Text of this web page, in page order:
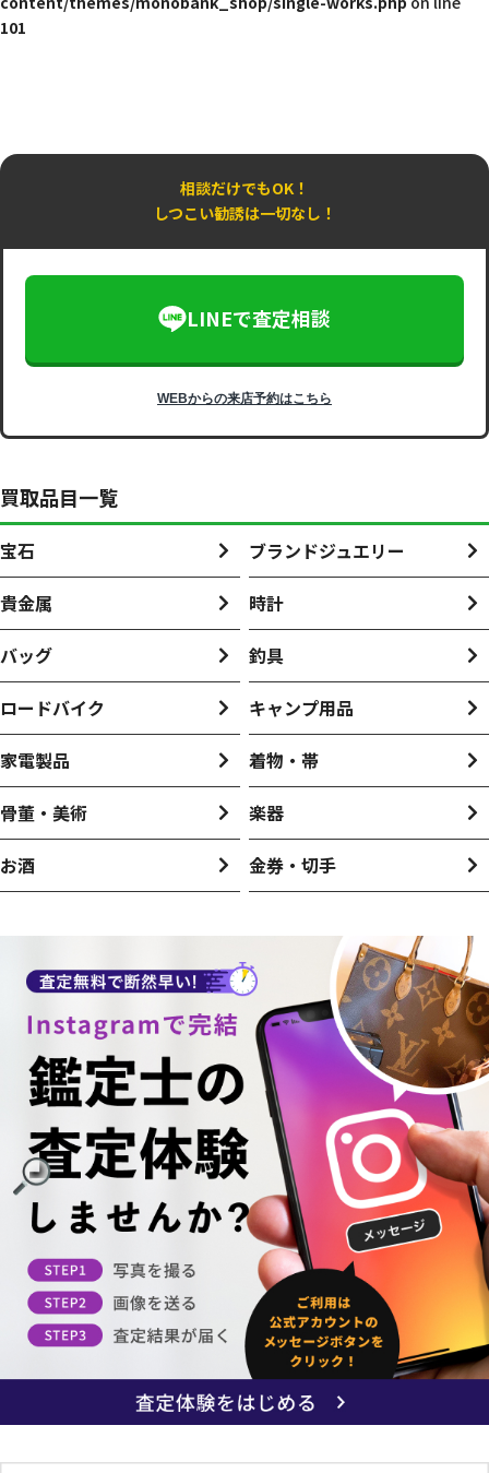
101
相談だけでもOK！
しつこい勧誘は一切なし！
LINEで査定相談
WEBからの来店予約はこちら
買取品目一覧
宝石
ブランドジュエリー
貴金属
時計
バッグ
釣具
ロードバイク
キャンプ用品
家電製品
着物・帯
骨董・美術
楽器
お酒
金券・切手